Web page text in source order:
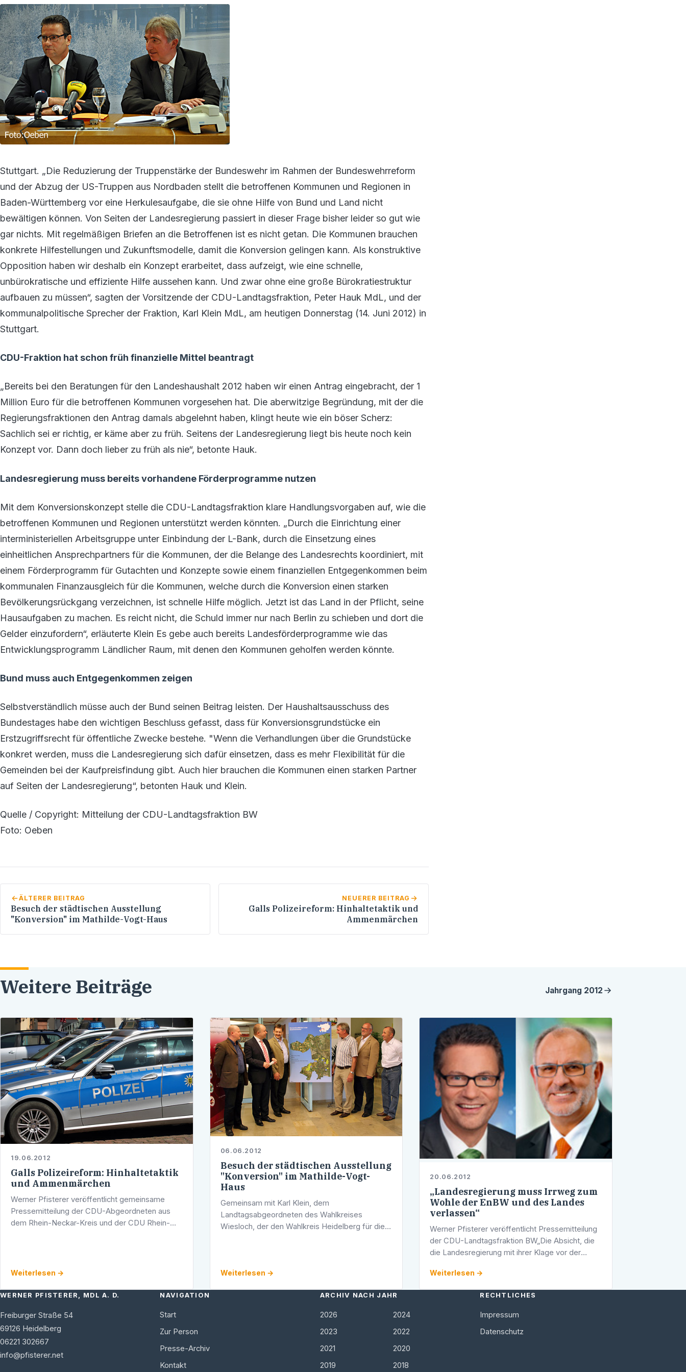
Stuttgart. „Die Reduzierung der Truppenstärke der Bundeswehr im Rahmen der Bundeswehrreform
und der Abzug der US-Truppen aus Nordbaden stellt die betroffenen Kommunen und Regionen in
Baden-Württemberg vor eine Herkulesaufgabe, die sie ohne Hilfe von Bund und Land nicht
bewältigen können. Von Seiten der Landesregierung passiert in dieser Frage bisher leider so gut wie
gar nichts. Mit regelmäßigen Briefen an die Betroffenen ist es nicht getan. Die Kommunen brauchen
konkrete Hilfestellungen und Zukunftsmodelle, damit die Konversion gelingen kann. Als konstruktive
Opposition haben wir deshalb ein Konzept erarbeitet, dass aufzeigt, wie eine schnelle,
unbürokratische und effiziente Hilfe aussehen kann. Und zwar ohne eine große Bürokratiestruktur
aufbauen zu müssen“, sagten der Vorsitzende der CDU-Landtagsfraktion, Peter Hauk MdL, und der
kommunalpolitische Sprecher der Fraktion, Karl Klein MdL, am heutigen Donnerstag (14. Juni 2012) in
Stuttgart.
CDU-Fraktion hat schon früh finanzielle Mittel beantragt
„Bereits bei den Beratungen für den Landeshaushalt 2012 haben wir einen Antrag eingebracht, der 1
Million Euro für die betroffenen Kommunen vorgesehen hat. Die aberwitzige Begründung, mit der die
Regierungsfraktionen den Antrag damals abgelehnt haben, klingt heute wie ein böser Scherz:
Sachlich sei er richtig, er käme aber zu früh. Seitens der Landesregierung liegt bis heute noch kein
Konzept vor. Dann doch lieber zu früh als nie“, betonte Hauk.
Landesregierung muss bereits vorhandene Förderprogramme nutzen
Mit dem Konversionskonzept stelle die CDU-Landtagsfraktion klare Handlungsvorgaben auf, wie die
betroffenen Kommunen und Regionen unterstützt werden könnten. „Durch die Einrichtung einer
interministeriellen Arbeitsgruppe unter Einbindung der L-Bank, durch die Einsetzung eines
einheitlichen Ansprechpartners für die Kommunen, der die Belange des Landesrechts koordiniert, mit
einem Förderprogramm für Gutachten und Konzepte sowie einem finanziellen Entgegenkommen beim
kommunalen Finanzausgleich für die Kommunen, welche durch die Konversion einen starken
Bevölkerungsrückgang verzeichnen, ist schnelle Hilfe möglich. Jetzt ist das Land in der Pflicht, seine
Hausaufgaben zu machen. Es reicht nicht, die Schuld immer nur nach Berlin zu schieben und dort die
Gelder einzufordern“, erläuterte Klein Es gebe auch bereits Landesförderprogramme wie das
Entwicklungsprogramm Ländlicher Raum, mit denen den Kommunen geholfen werden könnte.
Bund muss auch Entgegenkommen zeigen
Selbstverständlich müsse auch der Bund seinen Beitrag leisten. Der Haushaltsausschuss des
Bundestages habe den wichtigen Beschluss gefasst, dass für Konversionsgrundstücke ein
Erstzugriffsrecht für öffentliche Zwecke bestehe. "Wenn die Verhandlungen über die Grundstücke
konkret werden, muss die Landesregierung sich dafür einsetzen, dass es mehr Flexibilität für die
Gemeinden bei der Kaufpreisfindung gibt. Auch hier brauchen die Kommunen einen starken Partner
auf Seiten der Landesregierung“, betonten Hauk und Klein.
Quelle / Copyright: Mitteilung der CDU-Landtagsfraktion BW
Foto: Oeben
ÄLTERER BEITRAG
Besuch der städtischen Ausstellung
"Konversion" im Mathilde-Vogt-Haus
NEUERER BEITRAG
Galls Polizeireform: Hinhaltetaktik und
Ammenmärchen
Weitere Beiträge Jahrgang 2012
19.06.2012
Galls Polizeireform: Hinhaltetaktik
und Ammenmärchen
Werner Pfisterer veröffentlicht gemeinsame
Pressemitteilung der CDU-Abgeordneten aus
dem Rhein-Neckar-Kreis und der CDU Rhein-
Weiterlesen →
06.06.2012
Besuch der städtischen Ausstellung
"Konversion" im Mathilde-Vogt-
Haus
Gemeinsam mit Karl Klein, dem
Landtagsabgeordneten des Wahlkreises
Wiesloch, der den Wahlkreis Heidelberg für die
Weiterlesen →
20.06.2012
„Landesregierung muss Irrweg zum
Wohle der EnBW und des Landes
verlassen“
Werner Pfisterer veröffentlicht Pressemitteilung
der CDU-Landtagsfraktion BW„Die Absicht, die
die Landesregierung mit ihrer Klage vor der
jeglicher Hinsicht ein Skandal. …
Weiterlesen →
WERNER PFISTERER, MDL A. D.
Freiburger Straße 54
69126 Heidelberg
06221 302667
info@pfisterer.net
NAVIGATION
Start
Zur Person
Presse-Archiv
Kontakt
ARCHIV NACH JAHR
2026
2024
2023
2022
2021
2020
2019
2018
RECHTLICHES
Impressum
Datenschutz